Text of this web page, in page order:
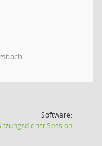
Software:
Session(Wird in